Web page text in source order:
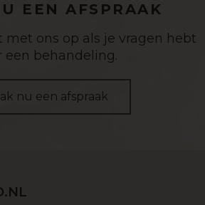
EEN AFSPRAAK
met ons op als je vragen hebt
een behandeling.
nu een afspraak